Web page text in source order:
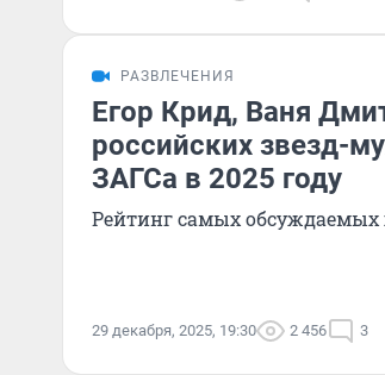
РАЗВЛЕЧЕНИЯ
Егор Крид, Ваня
российских звезд-
ЗАГСа в 2025 году
Рейтинг самых обсуждаемых
29 декабря, 2025, 19:30 2 456 3